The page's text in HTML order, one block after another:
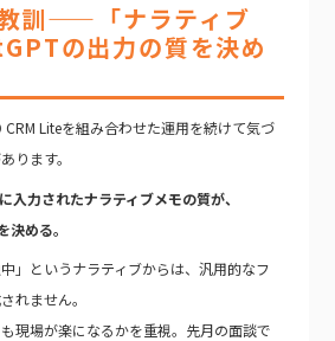
訓——「ナラティブ
の出力の質を決め
CRM Liteを組み合わせた運用を続けて気づ
ります。
入力されたナラティブメモの質が、
める。
中」というナラティブからは、汎用的なフ
れません。
も現場が楽になるかを重視。先月の面談で